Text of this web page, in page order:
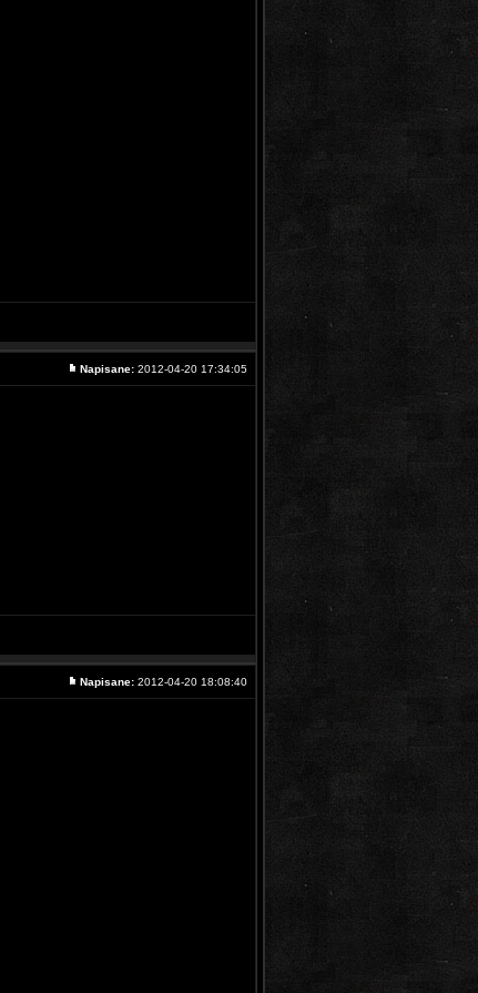
Napisane: 2012-04-20 17:34:05
Napisane: 2012-04-20 18:08:40